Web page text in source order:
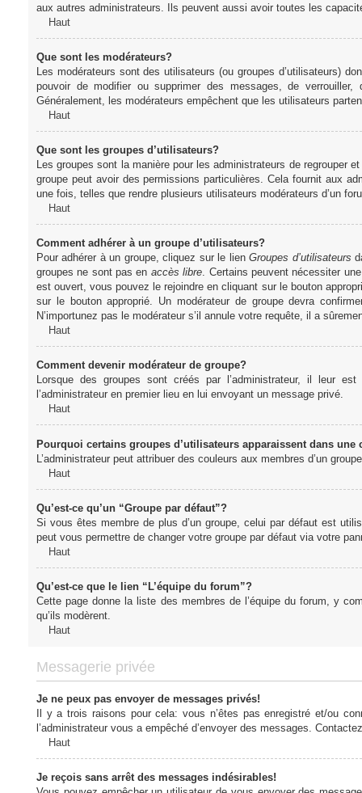
aux autres administrateurs. Ils peuvent aussi avoir toutes les
Haut
Que sont les modérateurs?
Les modérateurs sont des utilisateurs (ou groupes d’utilisateurs)
pouvoir de modifier ou supprimer des messages, de
Généralement, les modérateurs empêchent que les utilisateurs
Haut
Que sont les groupes d’utilisateurs?
Les groupes sont la manière pour les administrateurs de regrouper
groupe peut avoir des permissions particulières. Cela fournit aux
une fois, telles que rendre plusieurs utilisateurs modérateurs d’un
Haut
Comment adhérer à un groupe d’utilisateurs?
Pour adhérer à un groupe, cliquez sur le lienGroupes d’utilisateurs
groupes ne sont pas en accès libre. Certains peuvent nécessiter
est ouvert, vous pouvez le rejoindre en cliquant sur le bouton
sur le bouton approprié. Un modérateur de groupe devra
N’importunez pas le modérateur s’il annule votre requête, il a
Haut
Comment devenir modérateur de groupe?
Lorsque des groupes sont créés par l’administrateur, il leur
l’administrateur en premier lieu en lui envoyant un message privé.
Haut
Pourquoi certains groupes d’utilisateurs apparaissent dans une
L’administrateur peut attribuer des couleurs aux membres d’un
Haut
Qu’est-ce qu’un “Groupe par défaut”?
Si vous êtes membre de plus d’un groupe, celui par défaut est
peut vous permettre de changer votre groupe par défaut via votre
Haut
Qu’est-ce que le lien “L’équipe du forum”?
Cette page donne la liste des membres de l’équipe du forum, y
qu’ils modèrent.
Haut
Messagerie privée
Je ne peux pas envoyer de messages privés!
Il y a trois raisons pour cela: vous n’êtes pas enregistré et/ou
l’administrateur vous a empêché d’envoyer des messages.
Haut
Je reçois sans arrêt des messages indésirables!